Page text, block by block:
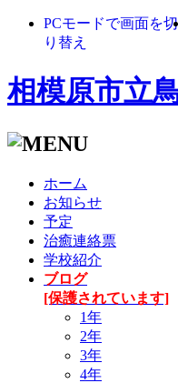
PCモードで画面を切
り替え
相模原市立
ホーム
お知らせ
予定
治癒連絡票
学校紹介
ブログ
[保護されています]
1年
2年
3年
4年